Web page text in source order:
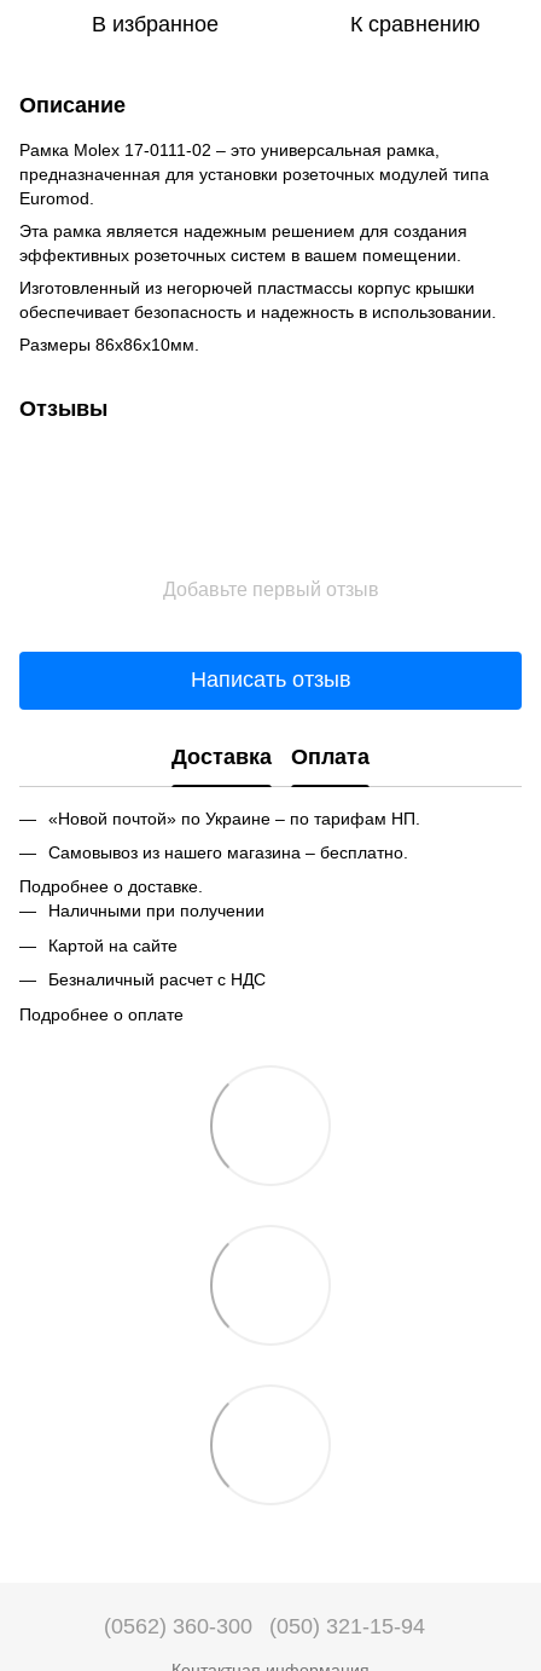
В избранное К сравнению
Описание
Рамка Molex 17-0111-02 – это универсальная рамка,
предназначенная для установки розеточных модулей типа
Euromod.
Эта рамка является надежным решением для создания
эффективных розеточных систем в вашем помещении.
Изготовленный из негорючей пластмассы корпус крышки
обеспечивает безопасность и надежность в использовании.
Размеры 86х86х10мм.
Отзывы
Добавьте первый отзыв
Написать отзыв
Доставка Оплата
«Новой почтой» по Украине – по тарифам НП.
Самовывоз из нашего магазина – бесплатно.
Подробнее о доставке.
Наличными при получении
Картой на сайте
Безналичный расчет с НДС
Подробнее о оплате
(0562) 360-300 (050) 321-15-94